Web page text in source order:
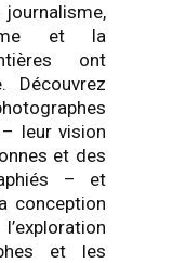
journalisme,
et la
ont
Découvrez
leur vision
et des
– et
conception
et les